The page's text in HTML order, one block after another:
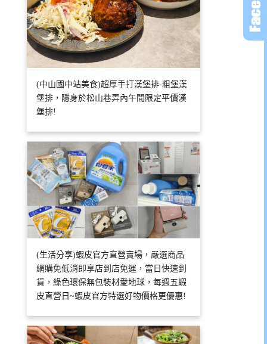
(中山國中站美食)超厚手打漢堡排-粗堡漢
堡排，隱身於松山巷弄內午間限定平價漢
堡排!
(生活分享)蝦皮官方直營賣場，嚴選商品
網購免低消即享店到店免運，當日快速到
貨，綠色環保無包裝材愛地球，每週五蝦
皮直營日~蝦皮官方特選好物價格更優惠!